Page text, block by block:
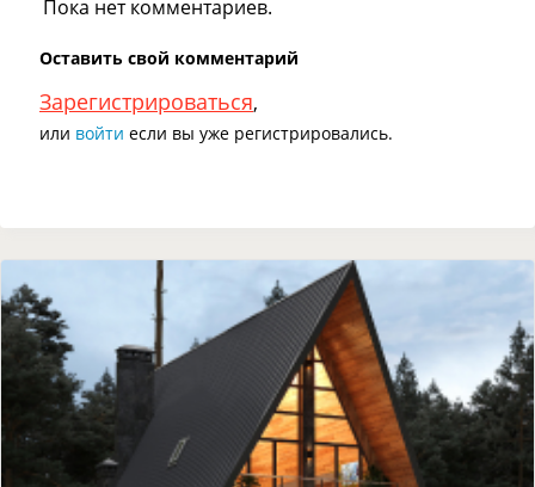
Пока нет комментариев.
Оставить свой комментарий
Зарегистрироваться,
или войти если вы уже регистрировались.